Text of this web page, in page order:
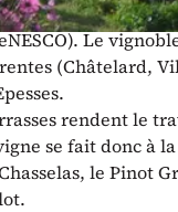
environ 4.5
Le
(Châtelard,
rendent le
se fait donc à
le Pinot